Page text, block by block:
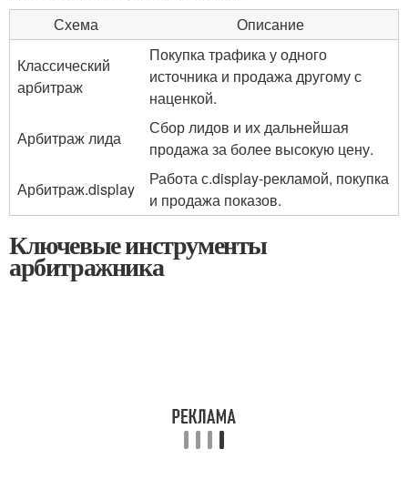
Схема
Описание
Классический
арбитраж
Покупка трафика у одного
источника и продажа другому с
наценкой.
Арбитраж лида
Сбор лидов и их дальнейшая
продажа за более высокую цену.
Арбитраж.display
Работа с.display-рекламой, покупка
и продажа показов.
Ключевые инструменты
арбитражника